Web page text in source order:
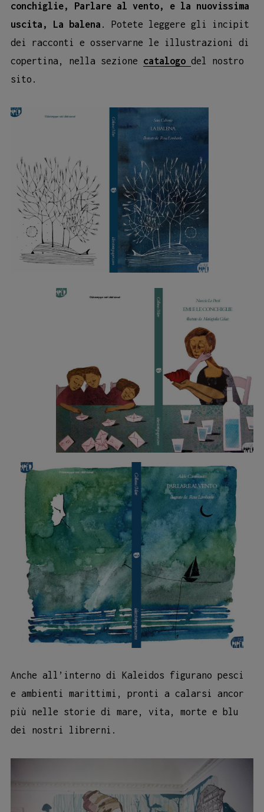
conchiglie, Parlare al vento, e la nuovissima
uscita, La balena . Potete leggere gli incipit
dei racconti e osservarne le illustrazioni di
copertina, nella sezione catalogo del nostro
sito.
Anche all’interno di Kaleidos figurano pesci
e ambienti marittimi, pronti a calarsi ancor
più nelle storie di mare, vita, morte e blu
dei nostri librerni.